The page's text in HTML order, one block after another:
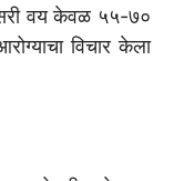
वय केवळ ५५-७०
विचार केला